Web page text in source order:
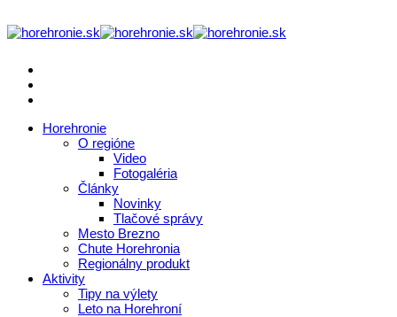
Horehronie
O regióne
Video
Fotogaléria
Články
Novinky
Tlačové správy
Mesto Brezno
Chute Horehronia
Regionálny produkt
Aktivity
Tipy na výlety
Leto na Horehroní